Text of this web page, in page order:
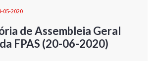
05-2020
de Assembleia Geral
FPAS (20-06-2020)